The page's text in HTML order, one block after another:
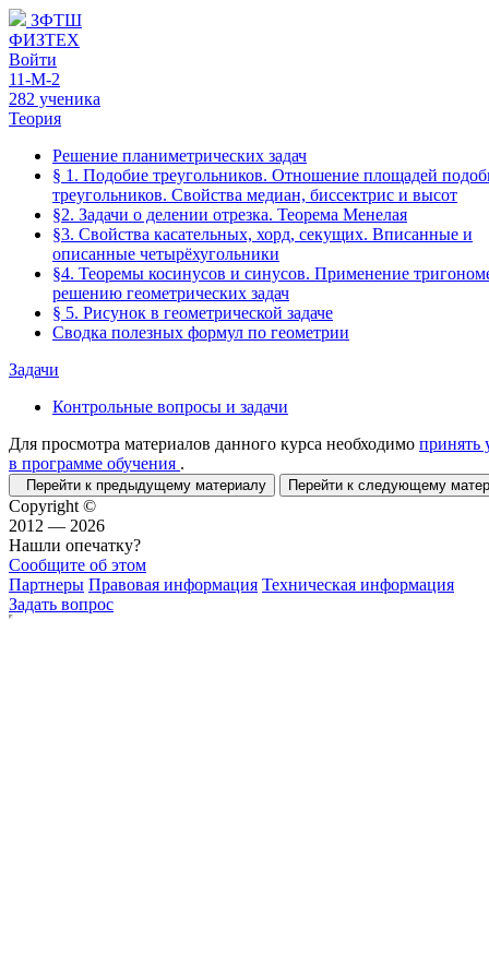
ЗФТШ
ФИЗТЕХ
Войти
11-М-2
282 ученика
Теория
Решение планиметрических задач
§ 1. Подобие треугольников. Отношение площадей
треугольников. Свойства медиан, биссектрис и высот
§2. Задачи о делении отрезка. Теорема Менелая
§3. Свойства касательных, хорд, секущих. Вписанные и
описанные четырёхугольники
§4. Теоремы косинусов и синусов. Применение
решению геометрических задач
§ 5. Рисунок в геометрической задаче
Сводка полезных формул по геометрии
Задачи
Контрольные вопросы и задачи
Для просмотра материалов данного курса необходимо принять
в программе обучения .
Перейти к предыдущему материалу Перейти к следующему
Copyright ©
2012 — 2026
Нашли опечатку?
Сообщите об этом
Партнеры Правовая информация Техническая информация
Задать вопрос